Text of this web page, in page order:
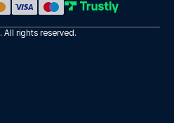
. All rights reserved.